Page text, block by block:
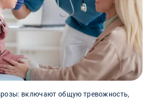
включают общую тревожность,